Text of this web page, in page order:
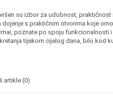
su izbor za udobnost,
dojenje s praktičnim otvorima koje
poznate po spoju
tijekom cijelog dana, bilo kod
artikle (0)